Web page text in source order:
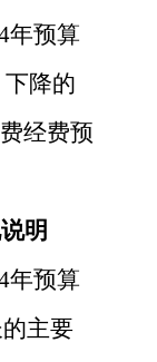
年预算
下降的
经费预
明
年预算
主要